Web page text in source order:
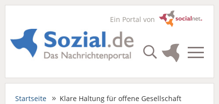
Ein Portal von
Startseite
Klare Haltung für offene Gesellschaft